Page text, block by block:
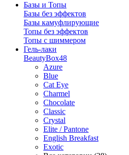
Базы и Топы
Базы без эффектов
Базы камуфлирующие
Топы без эффектов
Топы с шиммером
Гель-лаки
BeautyBox48
Azure
Blue
Cat Eye
Charmel
Chocolate
Classic
Crystal
Elite / Pantone
English Breakfast
Exotic